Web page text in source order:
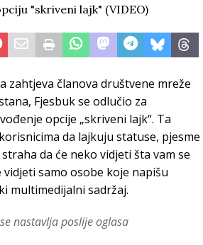
zahtjeva članova društvene mreže
Fjesbuk se odlučio za
opcije „skriveni lajk“. Ta
da lajkuju statuse, pjesme
da će neko vidjeti šta vam se
vidjeti samo osobe koje napišu
multimedijalni sadržaj.
nastavlja poslije oglasa